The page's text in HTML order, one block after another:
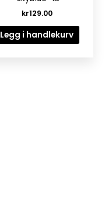
kr129.00
Legg i handlekurv